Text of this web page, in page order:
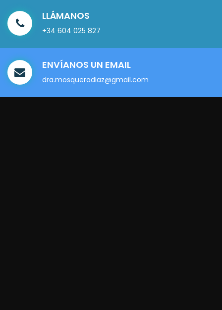
LLÁMANOS
+34 604 025 827
ENVÍANOS UN EMAIL
dra.mosqueradiaz@gmail.com